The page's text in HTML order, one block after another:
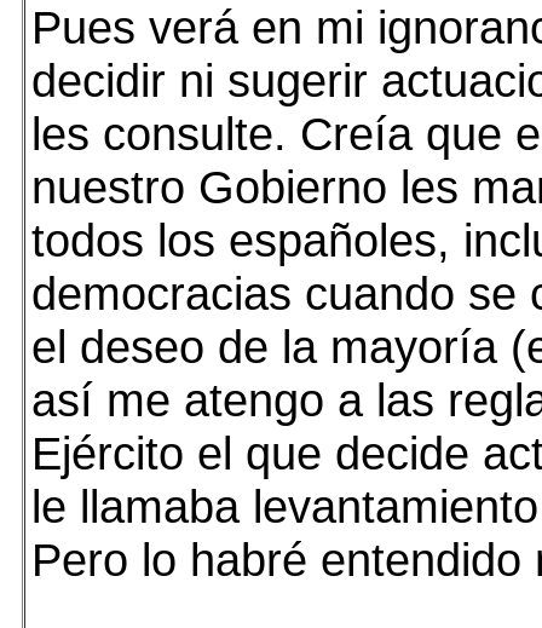
Pues verá en mi
decidir ni sugerir
les consulte. Creía que
nuestro Gobierno les
todos los españoles,
democracias cuando se
el deseo de la mayoría
así me atengo a las
Ejército el que decide
le llamaba
Pero lo habré entendido